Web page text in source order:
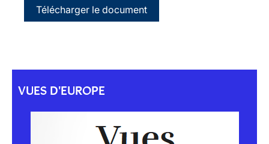
Télécharger le document
VUES D'EUROPE